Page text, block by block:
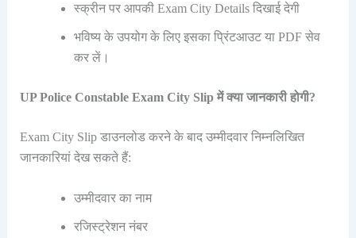
स्क्रीन पर आपकी Exam City Details दिखाई देगी
भविष्य के उपयोग के लिए इसका प्रिंटआउट या PDF सेव
कर लें।
UP Police Constable Exam City Slip में क्या जानकारी होगी?
Exam City Slip डाउनलोड करने के बाद उम्मीदवार निम्नलिखित
जानकारियां देख सकते हैं:
उम्मीदवार का नाम
रजिस्ट्रेशन नंबर